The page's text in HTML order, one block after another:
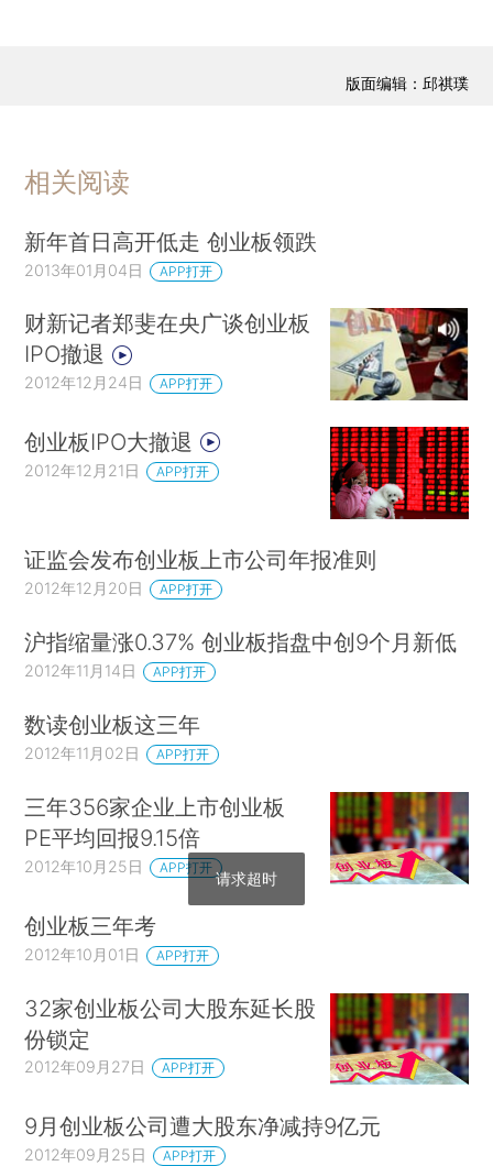
版面编辑：邱祺璞
相关阅读
新年首日高开低走 创业板领跌
2013年01月04日 APP打开
财新记者郑斐在央广谈创业板
IPO撤退
2012年12月24日 APP打开
创业板IPO大撤退
2012年12月21日 APP打开
证监会发布创业板上市公司年报准则
2012年12月20日 APP打开
沪指缩量涨0.37% 创业板指盘中创9个月新低
2012年11月14日 APP打开
数读创业板这三年
2012年11月02日 APP打开
三年356家企业上市创业板
PE平均回报9.15倍
2012年10月25日 APP打开
创业板三年考
2012年10月01日 APP打开
32家创业板公司大股东延长股
份锁定
2012年09月27日 APP打开
9月创业板公司遭大股东净减持9亿元
2012年09月25日 APP打开
请求超时